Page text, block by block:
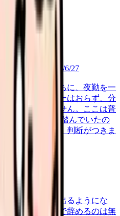
career-growth 2026/6/27
も経たないうちに、夜勤を一
。プリセプターはおらず、分
によっていません。ここは普
もっと段階を踏んでいたの
分が甘いのか、判断がつきま
…
2026/6/15
気がして涙が出るようにな
す。でも新人で辞めるのは無